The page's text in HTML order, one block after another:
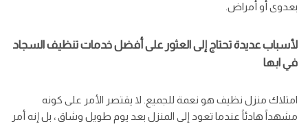
بعدوى أو أمراض.
لأسباب عديدة تحتاج إلى العثور على أفضل خدمات تنظيف السجاد
في ابها
امتلاك منزل نظيف هو نعمة للجميع. لا يقتصر الأمر على كونه
مشهداً هادئاً عندما تعود إلى المنزل بعد يوم طويل وشاق ، بل إنه أمر